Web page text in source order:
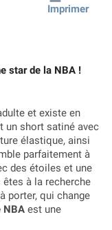
Imprimer
star de la NBA !
et existe en
un short satiné avec
élastique, ainsi
parfaitement à
des étoiles et une
êtes à la recherche
porter, qui change
NBA est une